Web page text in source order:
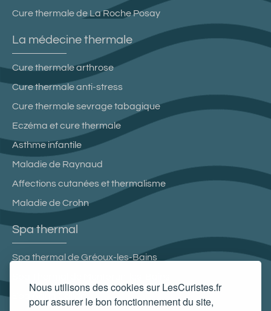
Nous utilisons des cookies sur LesCuristes.fr
pour assurer le bon fonctionnement du site,
Cure thermale de La Roche Posay
La médecine thermale
Cure thermale arthrose
Cure thermale anti-stress
Cure thermale sevrage tabagique
Eczéma et cure thermale
Asthme infantile
Maladie de Raynaud
Affections cutanées et thermalisme
Maladie de Crohn
Spa thermal
Spa thermal de Gréoux-les-Bains